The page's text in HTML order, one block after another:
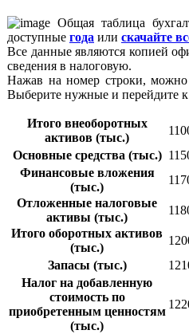
Общая таблица
доступные года или скачайте
Все данные являются копией
сведения в налоговую.
Нажав на номер строки, можно
Выберите нужные и перейдите к
Итого внеоборотных
активов (тыс.)
Основные средства (тыс.)
Финансовые вложения
(тыс.)
Отложенные налоговые
активы (тыс.)
Итого оборотных активов
(тыс.)
Запасы (тыс.)
Налог на добавленную
стоимость по
приобретенным ценностям
(тыс.)